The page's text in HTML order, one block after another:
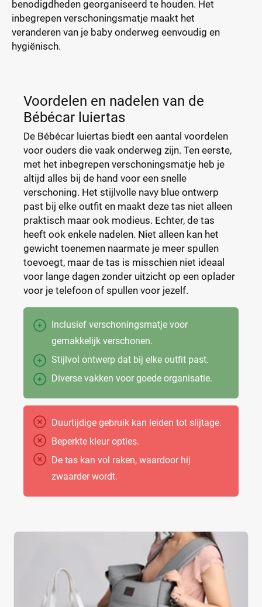
benodigdheden georganiseerd te houden. Het
inbegrepen verschoningsmatje maakt het
veranderen van je baby onderweg eenvoudig en
hygiënisch.
Voordelen en nadelen van de
Bébécar luiertas
De Bébécar luiertas biedt een aantal voordelen
voor ouders die vaak onderweg zijn. Ten eerste,
met het inbegrepen verschoningsmatje heb je
altijd alles bij de hand voor een snelle
verschoning. Het stijlvolle navy blue ontwerp
past bij elke outfit en maakt deze tas niet alleen
praktisch maar ook modieus. Echter, de tas
heeft ook enkele nadelen. Niet alleen kan het
gewicht toenemen naarmate je meer spullen
toevoegt, maar de tas is misschien niet ideaal
voor lange dagen zonder uitzicht op een oplader
voor je telefoon of spullen voor jezelf.
Inclusief verschoningsmatje voor
gemakkelijk verschonen.
Stijlvol ontwerp dat bij elke outfit past.
Diverse vakken voor goede organisatie.
Duurtijdige gebruik kan leiden tot slijtage.
Beperkte kleur opties.
De tas kan vol raken, waardoor hij
zwaarder wordt.